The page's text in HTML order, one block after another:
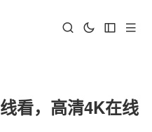
看，高清4K在线